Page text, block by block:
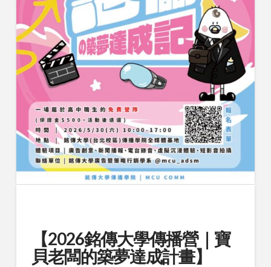
【2026銘傳大學傳播營｜寶
貝老闆的築夢達成計畫】